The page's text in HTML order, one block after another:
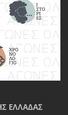
ΕΛΛΆΔΑΣ